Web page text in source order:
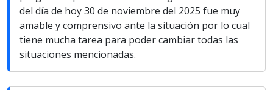
del día de hoy 30 de noviembre del 2025 fue muy
amable y comprensivo ante la situación por lo cual
tiene mucha tarea para poder cambiar todas las
situaciones mencionadas.